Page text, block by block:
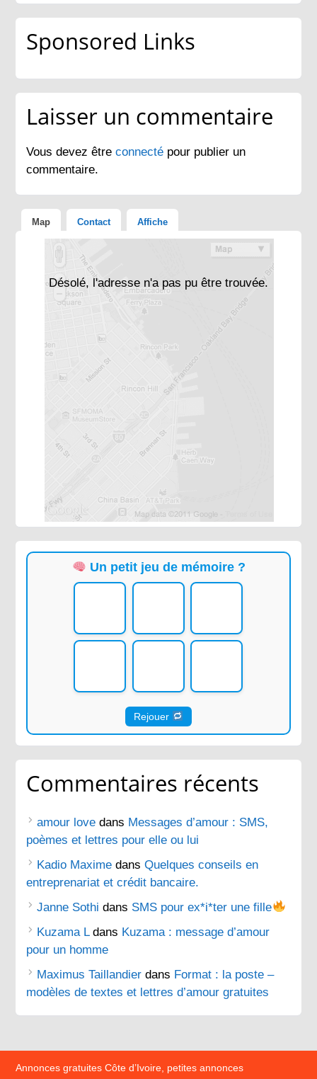
Sponsored Links
Laisser un commentaire
Vous devez êtreconnecté pour publier un
commentaire.
Map Contact Affiche
Désolé, l'adresse n'a pas pu être trouvée.
Un petit jeu de mémoire ?
Rejouer
Commentaires récents
amour love dans Messages d’amour : SMS,
poèmes et lettres pour elle ou lui
Kadio Maxime dansQuelques conseils en
entreprenariat et crédit bancaire.
Janne Sothi dans SMS pour ex*i*ter une fille
Kuzama Ldans Kuzama : message d’amour
pour un homme
Maximus Taillandier dans Format : la poste –
modèles de textes et lettres d’amour gratuites
Annonces gratuites Côte d’Ivoire, petites annonces